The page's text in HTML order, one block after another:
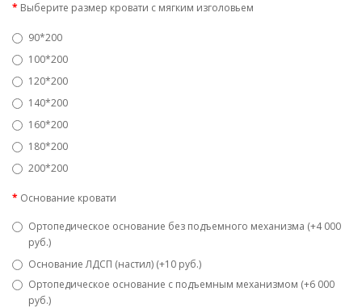
Выберите размер кровати с мягким изголовьем
90*200
100*200
120*200
140*200
160*200
180*200
200*200
Основание кровати
Ортопедическое основание без подъемного механизма (+4 000
руб.)
Основание ЛДСП (настил) (+10 руб.)
Ортопедическое основание с подъемным механизмом (+6 000
руб.)